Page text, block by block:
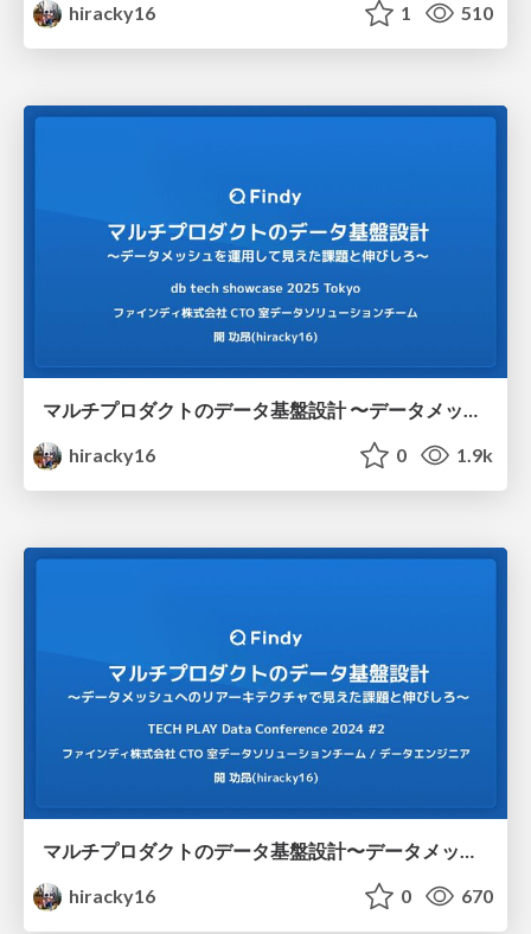
hiracky16
1 510
マルチプロダクトのデータ基盤設計 〜データメッシュを運用して見えた課題と伸びしろ〜
hiracky16
0 1.9k
マルチプロダクトのデータ基盤設計〜データメッシュへのリアーキテクチャで見えた課題と伸びしろ〜
hiracky16
0 670